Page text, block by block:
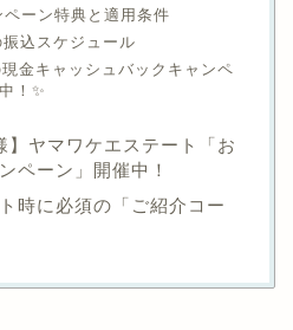
ーン特典と適用条件
込スケジュール
金キャッシュバックキャンペ
！✨
】ヤマワケエステート「お
ペーン」開催中！
時に必須の「ご紹介コー